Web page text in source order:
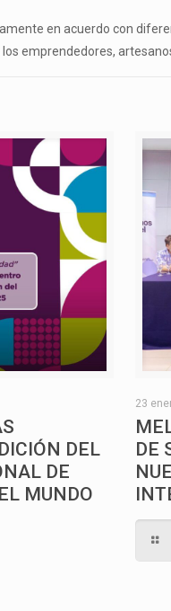
en acuerdo con
emprendedores,
DEL
DE
MUNDO
23
DE